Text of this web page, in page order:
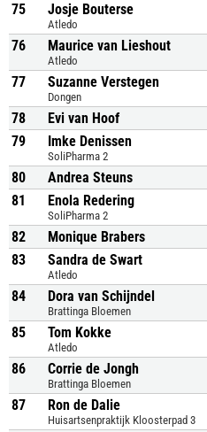
75 Josje Bouterse
Atledo
76 Maurice van Lieshout
Atledo
77 Suzanne Verstegen
Dongen
78 Evi van Hoof
79
Imke Denissen
SoliPharma 2
80 Andrea Steuns
81
Enola Redering
SoliPharma 2
82 Monique Brabers
83
Sandra de Swart
Atledo
84 Dora van Schijndel
Brattinga Bloemen
85 Tom Kokke
Atledo
86 Corrie de Jongh
Brattinga Bloemen
87 Ron de Dalie
Huisartsenpraktijk Kloosterpad 3